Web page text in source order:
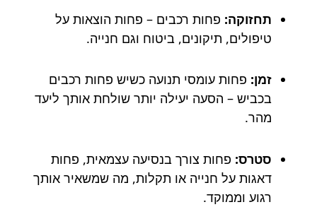
תחזוקה: פחות רכבים – פחות הוצאות על
טיפולים, תיקונים, ביטוח וגם חנייה.
זמן: פחות עומסי תנועה כשיש פחות רכבים
בכביש – הסעה יעילה יותר שולחת אותך ליעד
מהר.
סטרס: פחות צורך בנסיעה עצמאית, פחות
דאגות על חנייה או תקלות, מה שמשאיר אותך
רגוע וממוקד.